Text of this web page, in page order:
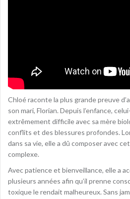
Chloé raconte la plus grande preuve
son mari, Florian. Depuis l’enfance,
extrêmement difficile avec sa mère
conflits et des blessures profondes.
dans sa vie, elle a dû composer avec
complexe.
Avec patience et bienveillance, elle a
plusieurs années afin qu’il prenne
toxique le rendait malheureux. Sans